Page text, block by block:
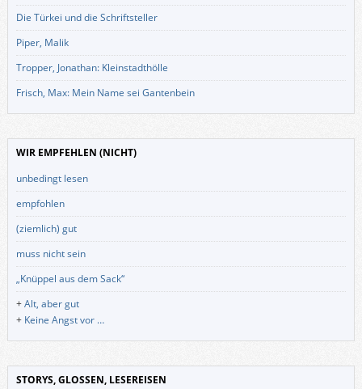
Die Türkei und die Schriftsteller
Piper, Malik
Tropper, Jonathan: Kleinstadthölle
Frisch, Max: Mein Name sei Gantenbein
WIR EMPFEHLEN (NICHT)
unbedingt lesen
empfohlen
(ziemlich) gut
muss nicht sein
„Knüppel aus dem Sack“
+Alt, aber gut
+ Keine Angst vor …
STORYS, GLOSSEN, LESEREISEN